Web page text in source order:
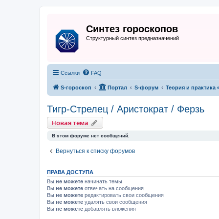
Синтез гороскопов
Структурный синтез предназначений
Ссылки FAQ
S-гороскоп Портал S-форум Теория и практика
Тигр-Стрелец / Аристократ / Ферзь
Новая тема
В этом форуме нет сообщений.
Вернуться к списку форумов
ПРАВА ДОСТУПА
Вы не можете начинать темы
Вы не можете отвечать на сообщения
Вы не можете редактировать свои сообщения
Вы не можете удалять свои сообщения
Вы не можете добавлять вложения